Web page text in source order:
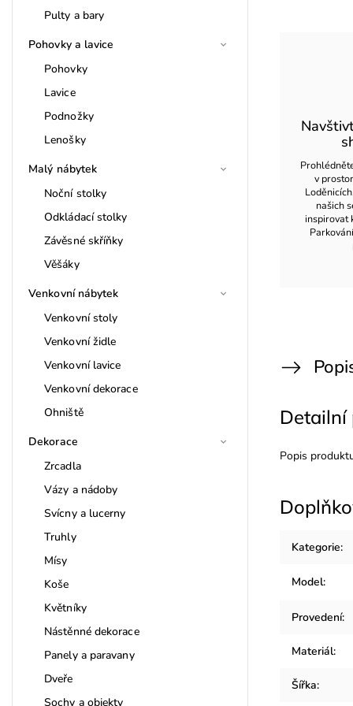
Pulty a bary
Pohovky a lavice
Pohovky
Lavice
Podnožky
Lenošky
Malý nábytek
Noční stolky
Odkládací stolky
Závěsné skříňky
Věšáky
Venkovní nábytek
Venkovní stoly
Venkovní židle
Venkovní lavice
Venkovní dekorace
Ohniště
Dekorace
Zrcadla
Vázy a nádoby
Svícny a lucerny
Truhly
Mísy
Koše
Květníky
Nástěnné dekorace
Panely a paravany
Dveře
Sochy a objekty
v
našich
inspirovat
Detailní
Popis
Kategorie:
Model:
Provedení:
Materiál:
Šířka: